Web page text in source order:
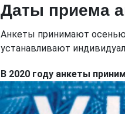
Даты приема
Анкеты принимают
устанавливают
В 2020 году анкеты